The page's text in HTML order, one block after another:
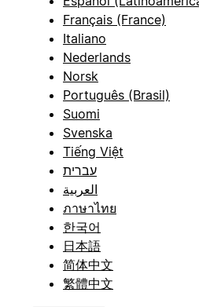
Français (France)
Italiano
Nederlands
Norsk
Português (Brasil)
Suomi
Svenska
Tiếng Việt
עברית
العربية
ภาษาไทย
한국어
日本語
简体中文
繁體中文